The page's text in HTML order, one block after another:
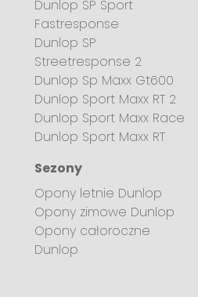
Dunlop SP Sport
Fastresponse
Dunlop SP
Streetresponse 2
Dunlop Sp Maxx Gt600
Dunlop Sport Maxx RT 2
Dunlop Sport Maxx Race
Dunlop Sport Maxx RT
Sezony
Opony letnie Dunlop
Opony zimowe Dunlop
Opony całoroczne
Dunlop